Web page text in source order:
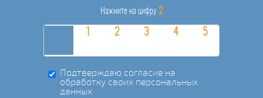
Нажмите на цифру 2
Подтверждаю согласие на
обработку своих персональных
данных